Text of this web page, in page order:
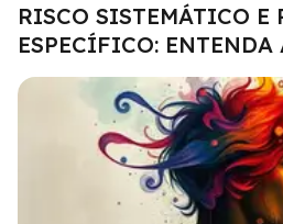
RISCO SISTEMÁTICO E
ESPECÍFICO: